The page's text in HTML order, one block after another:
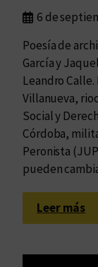
i
n
t
e
r
c
a
m
b
i
o
y
c
a
l
y
f
r
a
t
e
r
n
a
6 de
Poesía de
García y
Leandro
Villanueva,
Social y
Córdoba,
Peronista
pueden
Leer más:
I